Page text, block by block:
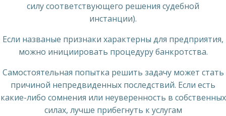
силу соответствующего решения судебной
инстанции).
Если названые признаки характерны для предприятия,
можно инициировать процедуру банкротства.
Самостоятельная попытка решить задачу может стать
причиной непредвиденных последствий. Если есть
какие-либо сомнения или неуверенность в собственных
силах, лучше прибегнуть к услугам